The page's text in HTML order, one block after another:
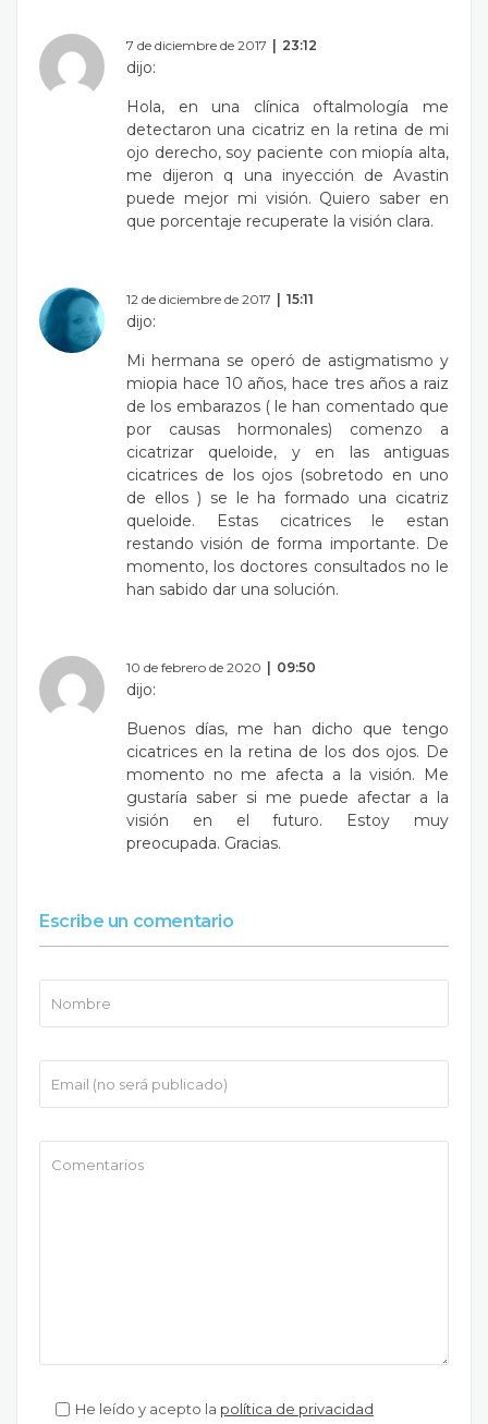
7 de diciembre de 2017 23:12
dijo:
Hola, en una clínica oftalmología me
detectaron una cicatriz en la retina de mi
ojo derecho, soy paciente con miopía alta,
me dijeron q una inyección de Avastin
puede mejor mi visión. Quiero saber en
que porcentaje recuperate la visión clara.
12 de diciembre de 2017 15:11
dijo:
Mi hermana se operó de astigmatismo y
miopia hace 10 años, hace tres años a raiz
de los embarazos ( le han comentado que
por causas hormonales) comenzo a
cicatrizar queloide, y en las antiguas
cicatrices de los ojos (sobretodo en uno
de ellos ) se le ha formado una cicatriz
queloide. Estas cicatrices le estan
restando visión de forma importante. De
momento, los doctores consultados no le
han sabido dar una solución.
10 de febrero de 2020 09:50
dijo:
Buenos días, me han dicho que tengo
cicatrices en la retina de los dos ojos. De
momento no me afecta a la visión. Me
gustaría saber si me puede afectar a la
visión en el futuro. Estoy muy
preocupada. Gracias.
Escribe un comentario
He leído y acepto la política de privacidad